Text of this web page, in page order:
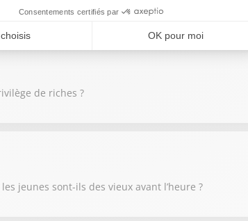
de riches ?
jeunes sont-ils des vieux avant l’heure ?